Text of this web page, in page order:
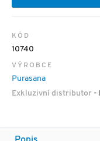
KÓD
10740
VÝROBCE
Purasana
Exkluzivní distributor -